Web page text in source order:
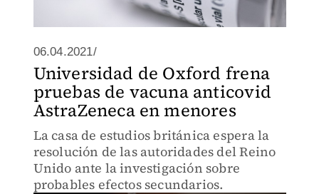
06.04.2021/
Universidad de Oxford frena
pruebas de vacuna anticovid
AstraZeneca en menores
La casa de estudios británica espera la
resolución de las autoridades del Reino
Unido ante la investigación sobre
probables efectos secundarios.